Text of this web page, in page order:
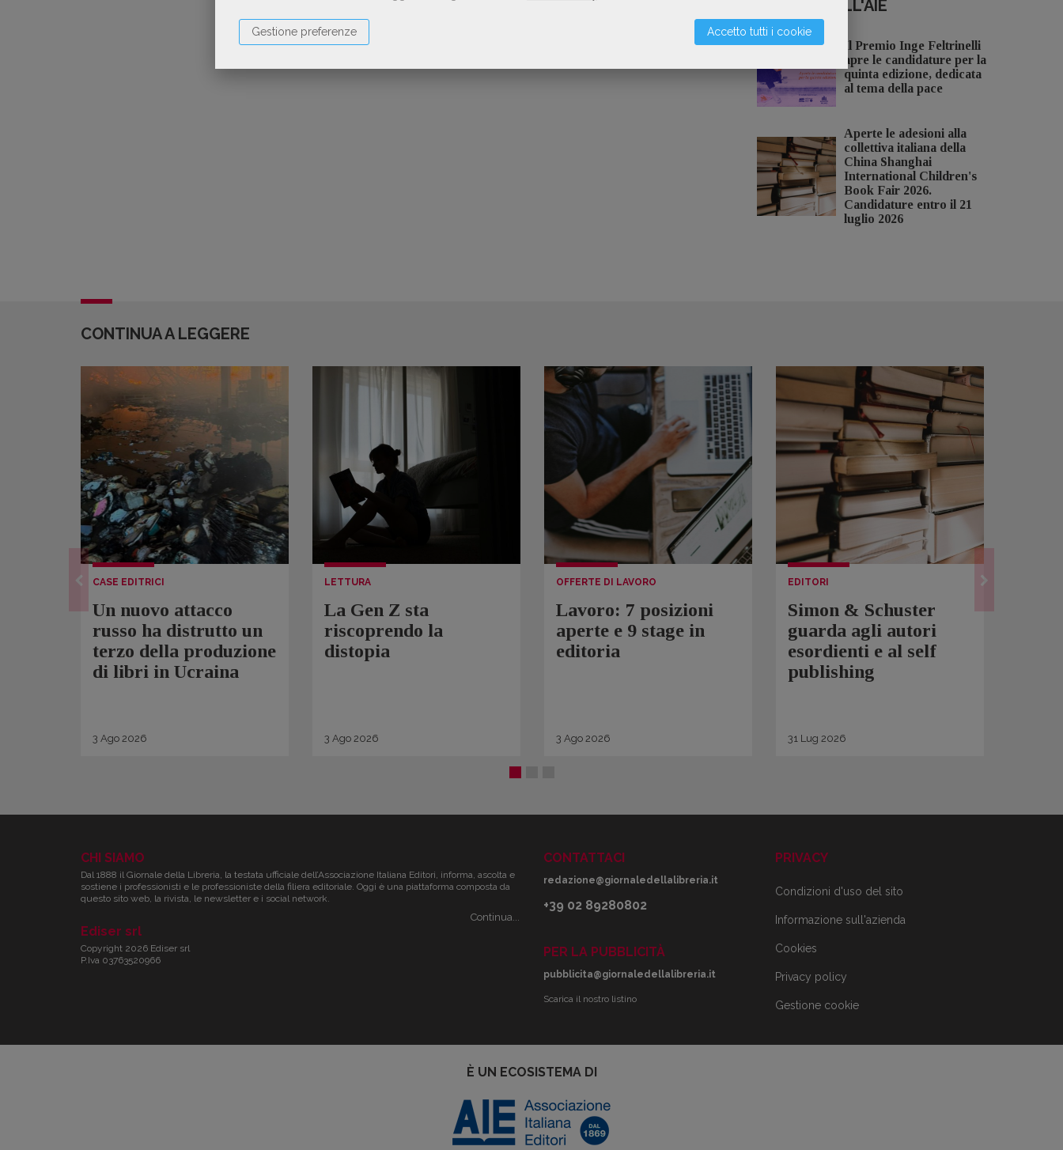
Accetto tutti i cookie
Gestione preferenze
NOTIZIE DALL'AIE
Il Premio Inge Feltrinelli
apre le candidature per la
quinta edizione, dedicata
al tema della pace
Aperte le adesioni alla
collettiva italiana della
China Shanghai
International Children's
Book Fair 2026.
Candidature entro il 21
luglio 2026
CONTINUA A LEGGERE
CASE EDITRICI
Un nuovo attacco
russo ha distrutto un
terzo della produzione
di libri in Ucraina
3 Ago 2026
LETTURA
La Gen Z sta
riscoprendo la
distopia
3 Ago 2026
OFFERTE DI LAVORO
Lavoro: 7 posizioni
aperte e 9 stage in
editoria
3 Ago 2026
EDITORI
Simon & Schuster
guarda agli autori
esordienti e al self
publishing
31 Lug 2026
CHI SIAMO
Dal 1888 il Giornale della Libreria, la testata ufficiale dell’Associazione Italiana Editori, informa, ascolta e
sostiene i professionisti e le professioniste della filiera editoriale. Oggi è una piattaforma composta da
questo sito web, la rivista, le newsletter e i social network.
Continua...
Ediser srl
Copyright 2026 Ediser srl
P.Iva 03763520966
CONTATTACI
redazione@giornaledellalibreria.it
+39 02 89280802
PER LA PUBBLICITÀ
pubblicita@giornaledellalibreria.it
Scarica il nostro listino
PRIVACY
Condizioni d'uso del sito
Informazione sull'azienda
Cookies
Privacy policy
Gestione cookie
È UN ECOSISTEMA DI